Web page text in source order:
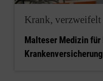
Krank,
Malteser Medizin für
Krankenversicherung